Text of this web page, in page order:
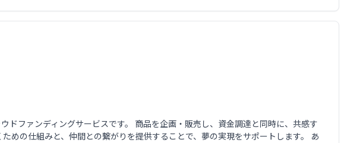
ドファンディングサービスです。 商品を企画・販売し、資金調達と同時に、共感す
めの仕組みと、仲間との繋がりを提供することで、夢の実現をサポートします。 あ